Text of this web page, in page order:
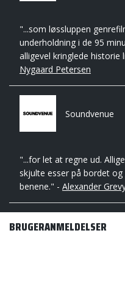
"...som løssluppen
underholdning i de 95
alligevel kringlede
Nygaard Petersen
Soundvenue
"...for let at regne ud.
skjulte esser på bordet
benene." - Alexander
BRUGERANMELDELSER